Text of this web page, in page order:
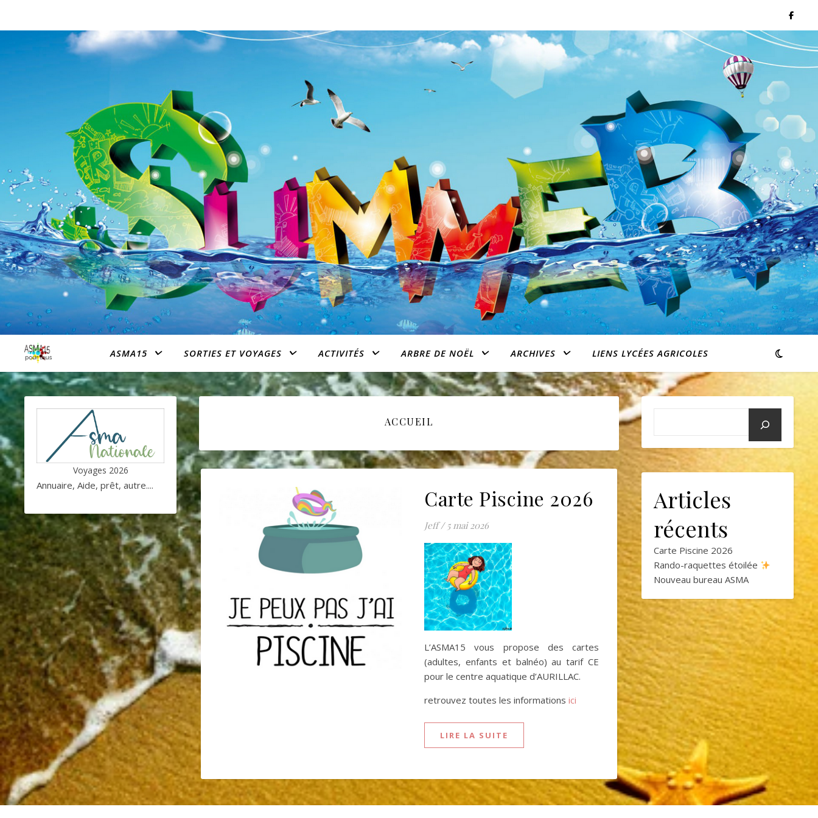
ASMA15 SORTIES ET VOYAGES ACTIVITÉS ARBRE DE NOËL ARCHIVES LIENS LYCÉES AGRICOLES
Voyages 2026
Annuaire, Aide, prêt, autre....
ACCUEIL
Carte Piscine 2026
Jeff / 5 mai 2026
L’ASMA15 vous propose des cartes
(adultes, enfants et balnéo) au tarif CE
pour le centre aquatique d’AURILLAC.
retrouvez toutes les informations ici
LIRE LA SUITE
Articles
récents
Carte Piscine 2026
Rando-raquettes étoilée
Nouveau bureau ASMA